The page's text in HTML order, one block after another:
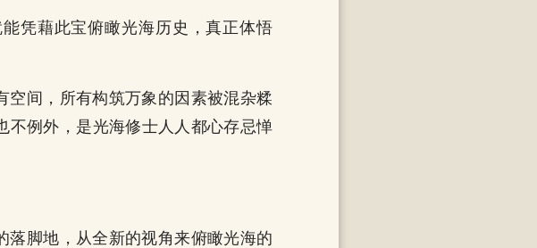
凭藉此宝俯瞰光海历史，真正体悟
空间，所有构筑万象的因素被混杂糅
不例外，是光海修士人人都心存忌惮
落脚地，从全新的视角来俯瞰光海的